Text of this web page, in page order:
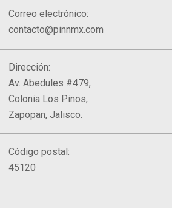
Correo electrónico:
contacto@pinnmx.com
Dirección:
Av. Abedules #479,
Colonia Los Pinos,
Zapopan, Jalisco.
Código postal:
45120